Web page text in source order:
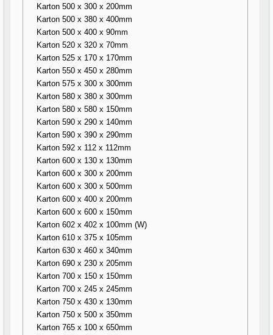
Karton 500 x 300 x 200mm
Karton 500 x 380 x 400mm
Karton 500 x 400 x 90mm
Karton 520 x 320 x 70mm
Karton 525 x 170 x 170mm
Karton 550 x 450 x 280mm
Karton 575 x 300 x 300mm
Karton 580 x 380 x 300mm
Karton 580 x 580 x 150mm
Karton 590 x 290 x 140mm
Karton 590 x 390 x 290mm
Karton 592 x 112 x 112mm
Karton 600 x 130 x 130mm
Karton 600 x 300 x 200mm
Karton 600 x 300 x 500mm
Karton 600 x 400 x 200mm
Karton 600 x 600 x 150mm
Karton 602 x 402 x 100mm (W)
Karton 610 x 375 x 105mm
Karton 630 x 460 x 340mm
Karton 690 x 230 x 205mm
Karton 700 x 150 x 150mm
Karton 700 x 245 x 245mm
Karton 750 x 430 x 130mm
Karton 750 x 500 x 350mm
Karton 765 x 100 x 650mm